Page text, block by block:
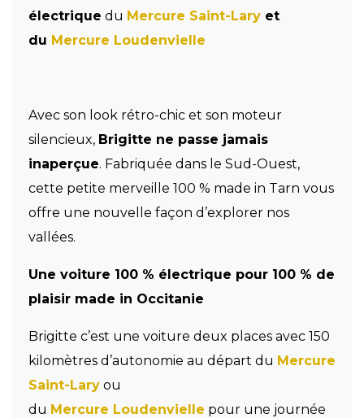
électrique du Mercure Saint-Lary et
du Mercure Loudenvielle
Avec son look rétro-chic et son moteur
silencieux, Brigitte ne passe jamais
inaperçue. Fabriquée dans le Sud-Ouest,
cette petite merveille 100 % made in Tarn vous
offre une nouvelle façon d’explorer nos
vallées.
Une voiture 100 % électrique pour 100 % de
plaisir made in Occitanie
Brigitte c’est une voiture deux places avec 150
kilomètres d’autonomie au départ du Mercure
Saint-Lary ou
du Mercure Loudenvielle pour une journée